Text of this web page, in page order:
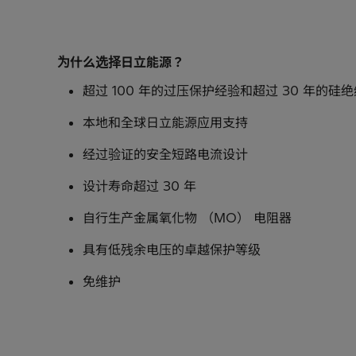
为什么选择日立能源？
超过 100 年的过压保护经验和超过 30 年的硅
本地和全球日立能源应用支持
经过验证的安全短路电流设计
设计寿命超过 30 年
自行生产金属氧化物 （MO） 电阻器
具有低残余电压的卓越保护等级
免维护